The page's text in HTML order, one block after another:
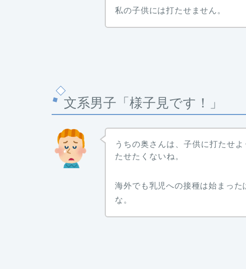
私の子供には打たせません。
文系男子「様子見です！」
うちの奥さんは、子供に打たせ
たせたくないね。
海外でも乳児への接種は始まった
な。